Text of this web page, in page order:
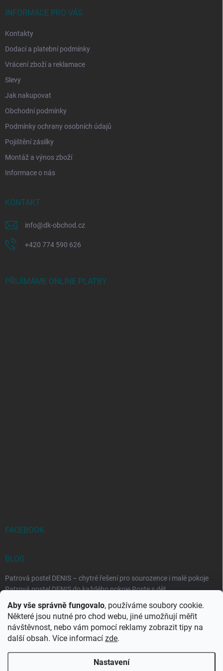
Aby vše správně fungovalo, používáme soubory cookie.
Některé jsou nutné pro chod webu, jiné umožňují měřit
návštěvnost, nebo vám pomocí reklamy zobrazit tipy na
další obsah. Více informací zde.
Nastavení
INFORMACE PRO VÁS
Kontakty
Dodací a platební podmínky
Vrácení zboží a reklamace
Slevy
Jak nakupovat
Obchodní podmínky
Podmínky ochrany osobních údajů
Pojištění zásilky
Montáž a výnos zboží
Informace o nás
KONTAKT
info@dk-obchod.cz
+420 774 590 626
PŘIJÍMÁME ONLINE PLATBY
FACEBOOK
BLOG
Patrová postel DENIS – chytré řešení pro sourozence i malé pokoje
Patrová postel DENIS do každého pokoje Roste s dět...
Rozkládací postele RELAX – ideální řešení pro malé prostory i
každodenní spaní
Rozkládací postel, která se přizpůsobí vašemu živo...